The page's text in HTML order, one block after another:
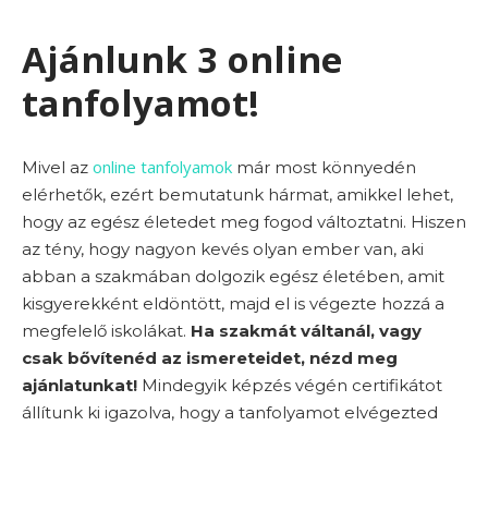
Ajánlunk 3 online
tanfolyamot!
Mivel az online tanfolyamok már most könnyedén
elérhetők, ezért bemutatunk hármat, amikkel lehet,
hogy az egész életedet meg fogod változtatni. Hiszen
az tény, hogy nagyon kevés olyan ember van, aki
abban a szakmában dolgozik egész életében, amit
kisgyerekként eldöntött, majd el is végezte hozzá a
megfelelő iskolákat. Ha szakmát váltanál, vagy
csak bővítenéd az ismereteidet, nézd meg
ajánlatunkat! Mindegyik képzés végén certifikátot
állítunk ki igazolva, hogy a tanfolyamot elvégezted